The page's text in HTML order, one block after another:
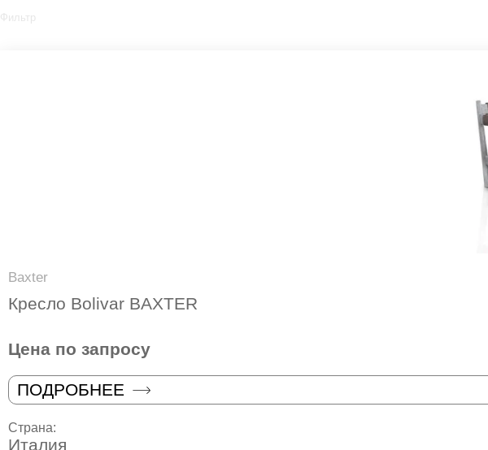
Фильтр
Baxter
Кресло Bolivar BAXTER
Цена по запросу
ПОДРОБНЕЕ
Страна:
Италия